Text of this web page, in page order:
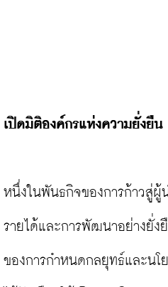
เปิดมิติองค์กรแห่งความยั่งยืน
หนึ่งในพันธกิจของการก้าวสู่ผู้
รายได้และการพัฒนาอย่างยั่ง
ของการกำหนดกลยุทธ์และนโ